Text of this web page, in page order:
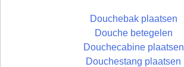
Douchebak plaatsen
Douche betegelen
Douchecabine plaatsen
Douchestang plaatsen